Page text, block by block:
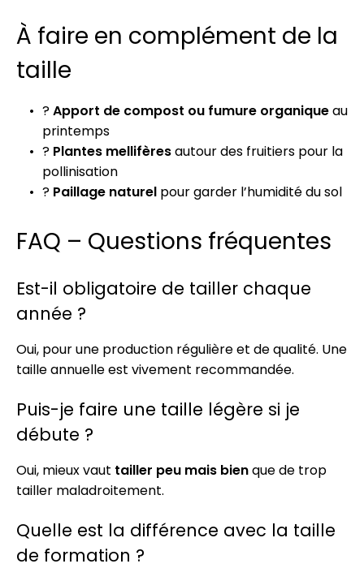
À faire en complément de la
taille
?Apport de compost ou fumure organiqueau
printemps
? Plantes mellifèresautour des fruitiers pour la
pollinisation
? Paillage naturel pour garder l’humidité du sol
FAQ – Questions fréquentes
Est-il obligatoire de tailler chaque
année ?
Oui, pour une production régulière et de qualité. Une
taille annuelle est vivement recommandée.
Puis-je faire une taille légère si je
débute ?
Oui, mieux vaut tailler peu mais bienque de trop
tailler maladroitement.
Quelle est la différence avec la taille
de formation ?